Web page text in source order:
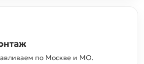
по Москве и МО.